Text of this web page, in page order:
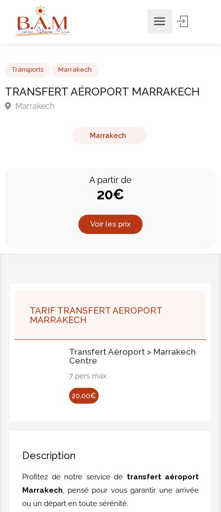
Transports
TRANSFERT AÉROPORT MARRAKECH
Marrakech
A partir de
20€
Voir les prix
TARIF TRANSFERT AEROPORT
MARRAKECH
Transfert Aéroport > Marrakech
Centre
7 pers max
20,00€
Description
Profitez de notre service de transfert aéroport
Marrakech, pensé pour vous garantir une arrivée
ou un départ en toute sérénité.